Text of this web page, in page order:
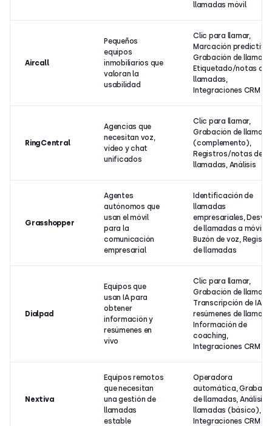
llamadas móvil
Aircall
Pequeños
equipos
inmobiliarios que
valoran la
usabilidad
Clic para llamar,
Marcación predictiva,
Grabación de
Etiquetado/notas de
llamadas,
Integraciones CRM
RingCentral
Agencias que
necesitan voz,
vídeo y chat
unificados
Clic para llamar,
Grabación de
(complemento),
Registros/notas de
llamadas, Análisis
Grasshopper
Agentes
autónomos que
usan el móvil
para la
comunicación
empresarial
Identificación de
llamadas
empresariales, Desvío
de llamadas a móvil,
Buzón de voz,
de llamadas
Dialpad
Equipos que
usan IA para
obtener
información y
resúmenes en
vivo
Clic para llamar,
Grabación de
Transcripción de IA y
resúmenes de
Información de
coaching,
Integraciones CRM
Nextiva
Equipos remotos
que necesitan
una gestión de
llamadas
estable
Operadora
automática,
de llamadas, Análisis
llamadas (básico),
Integraciones CRM